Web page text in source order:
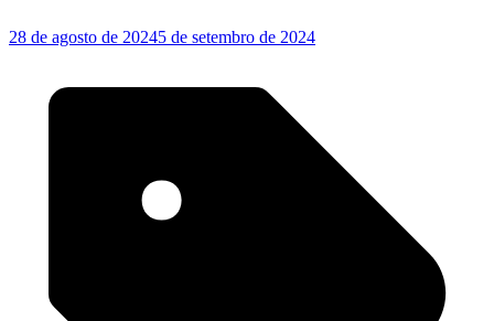
28 de agosto de 20245 de setembro de 2024